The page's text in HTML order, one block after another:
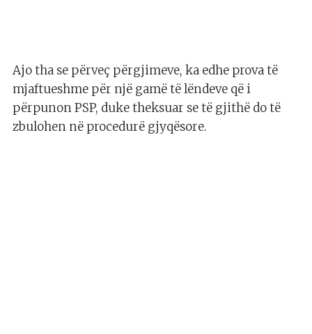
Ajo tha se përveç përgjimeve, ka edhe prova të
mjaftueshme për një gamë të lëndeve që i
përpunon PSP, duke theksuar se të gjithë do të
zbulohen në procedurë gjyqësore.